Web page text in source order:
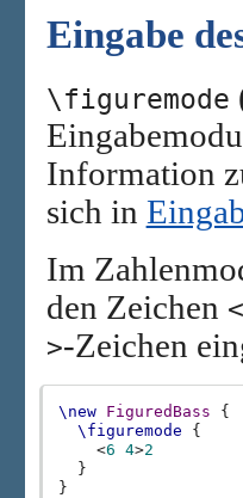
Eingabe
\figuremode
Information
sich in
Im
den Zeichen <
>-Zeichen
\new FiguredBass
{
\figuremode
{
<6 4>2
}
}